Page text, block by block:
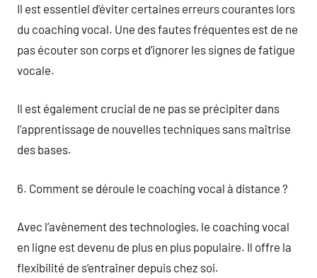
Il est essentiel d’éviter certaines erreurs courantes lors
du coaching vocal. Une des fautes fréquentes est de ne
pas écouter son corps et d’ignorer les signes de fatigue
vocale.
Il est également crucial de ne pas se précipiter dans
l’apprentissage de nouvelles techniques sans maîtrise
des bases.
6. Comment se déroule le coaching vocal à distance ?
Avec l’avènement des technologies, le coaching vocal
en ligne est devenu de plus en plus populaire. Il offre la
flexibilité de s’entraîner depuis chez soi.